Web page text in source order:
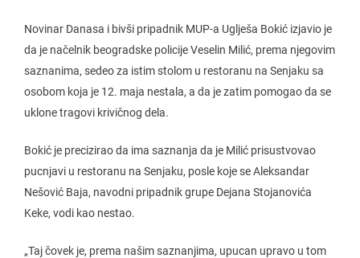
Novinar Danasa i bivši pripadnik MUP-a Uglješa Bokić izjavio je
da je načelnik beogradske policije Veselin Milić, prema njegovim
saznanima, sedeo za istim stolom u restoranu na Senjaku sa
osobom koja je 12. maja nestala, a da je zatim pomogao da se
uklone tragovi krivičnog dela.
Bokić je precizirao da ima saznanja da je Milić prisustvovao
pucnjavi u restoranu na Senjaku, posle koje se Aleksandar
Nešović Baja, navodni pripadnik grupe Dejana Stojanovića
Keke, vodi kao nestao.
„Taj čovek je, prema našim saznanjima, upucan upravo u tom